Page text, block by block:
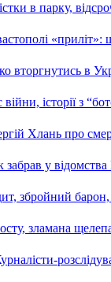
в парку,
вторгнутись в
війни, історії з
Хлань про
у
збройний барон,
зламана